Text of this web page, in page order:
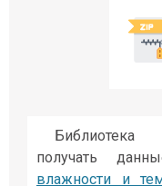
Библиотека
получать
влажности и